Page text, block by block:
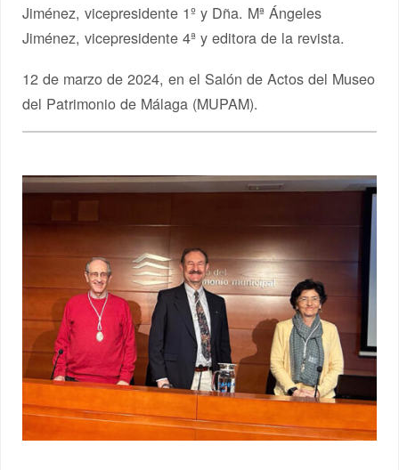
Jiménez, vicepresidente 1º y Dña. Mª Ángeles
Jiménez, vicepresidente 4ª y editora de la revista.
12 de marzo de 2024, en el Salón de Actos del Museo
del Patrimonio de Málaga (MUPAM).